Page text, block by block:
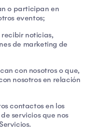
o participan en
eventos;
recibir noticias,
de marketing de
con nosotros o que,
nosotros en relación
contactos en los
servicios que nos